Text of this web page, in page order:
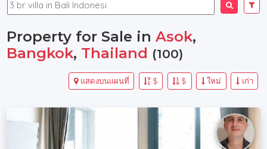
Property for Sale inAsok,
Bangkok, Thailand (100)
เก่า
ใหม่
$
$
แสดงบนแผนที่